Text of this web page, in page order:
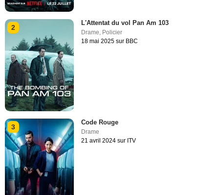
2
L'Attentat du vol Pan Am 103
Drame, Policier
18 mai 2025 sur BBC
3
Code Rouge
Drame
21 avril 2024 sur ITV